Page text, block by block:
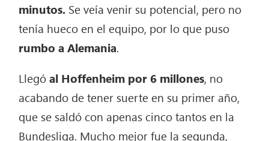
minutos. Se veía venir su potencial, pero no
tenía hueco en el equipo, por lo que puso
rumbo a Alemania.
Llegóal Hoffenheim por 6 millones, no
acabando de tener suerte en su primer año,
que se saldó con apenas cinco tantos en la
Bundesliga. Mucho mejor fue la segunda,